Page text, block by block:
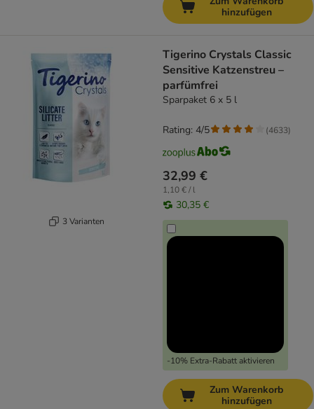
hinzufügen
3 Varianten
Tigerino Crystals Classic
Sensitive Katzenstreu –
parfümfrei
Sparpaket 6 x 5 l
32,99 €
1,10 € / l
30,35 €
-10% Extra-Rabatt aktivieren
Rating: 4/5 (4633)
Zum Warenkorb
hinzufügen